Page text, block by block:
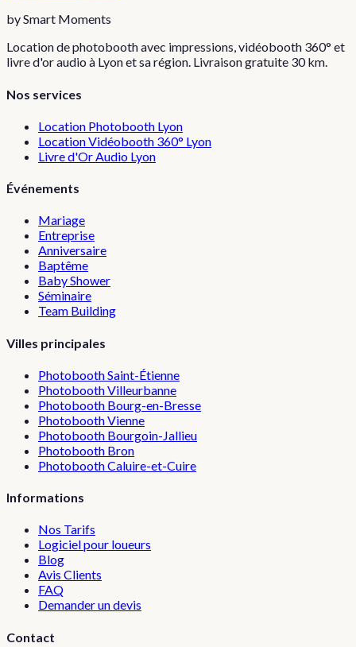
by Smart Moments
Location de photobooth avec impressions, vidéobooth 360° et
livre d'or audio à Lyon et sa région. Livraison gratuite 30 km.
Nos services
Location Photobooth Lyon
Location Vidéobooth 360° Lyon
Livre d'Or Audio Lyon
Événements
Mariage
Entreprise
Anniversaire
Baptême
Baby Shower
Séminaire
Team Building
Villes principales
PhotoboothSaint-Étienne
PhotoboothVilleurbanne
Photobooth Bourg-en-Bresse
PhotoboothVienne
Photobooth Bourgoin-Jallieu
Photobooth Bron
PhotoboothCaluire-et-Cuire
Informations
Nos Tarifs
Logiciel pour loueurs
Blog
Avis Clients
FAQ
Demander un devis
Contact